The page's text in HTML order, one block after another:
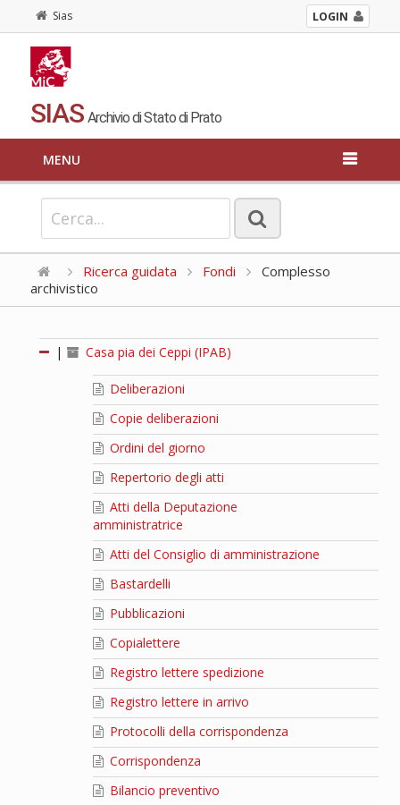
Sias LOGIN
SIAS Archivio di Stato di Prato
MENU
Ricerca guidata Fondi
Complesso
archivistico
| Casa pia dei Ceppi (IPAB)
Deliberazioni
Copie deliberazioni
Ordini del giorno
Repertorio degli atti
Atti della Deputazione
amministratrice
Atti del Consiglio di amministrazione
Bastardelli
Pubblicazioni
Copialettere
Registro lettere spedizione
Registro lettere in arrivo
Protocolli della corrispondenza
Corrispondenza
Bilancio preventivo